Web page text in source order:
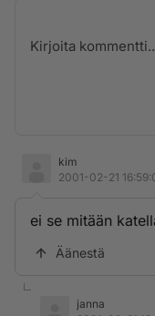
kim
2001-02-21
ei se mitään
Äänestä
janna